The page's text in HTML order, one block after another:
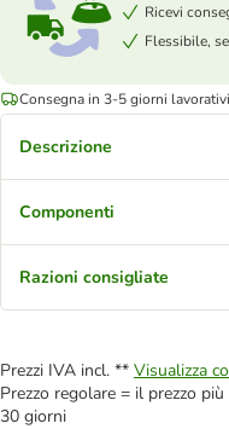
Ricevi
Flessibile,
Consegna in 3-5 giorni lavorativi
Descrizione
Componenti
Razioni consigliate
Prezzi IVA incl. ** Visualizza
Prezzo regolare = il prezzo
30 giorni